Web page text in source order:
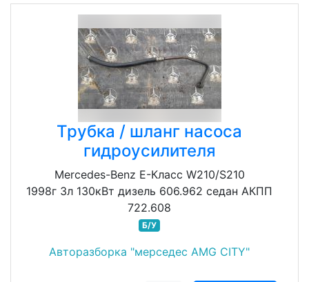
Трубка / шланг насоса
гидроусилителя
Mercedes-Benz E-Класс W210/S210
1998г 3л 130кВт дизель 606.962 седан АКПП
722.608
Б/У
Авторазборка "мерседес AMG CITY"